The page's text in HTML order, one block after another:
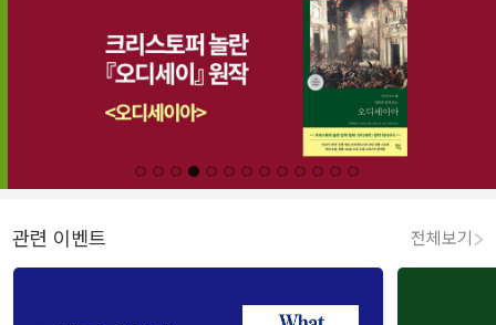
관련 이벤트 전체보기